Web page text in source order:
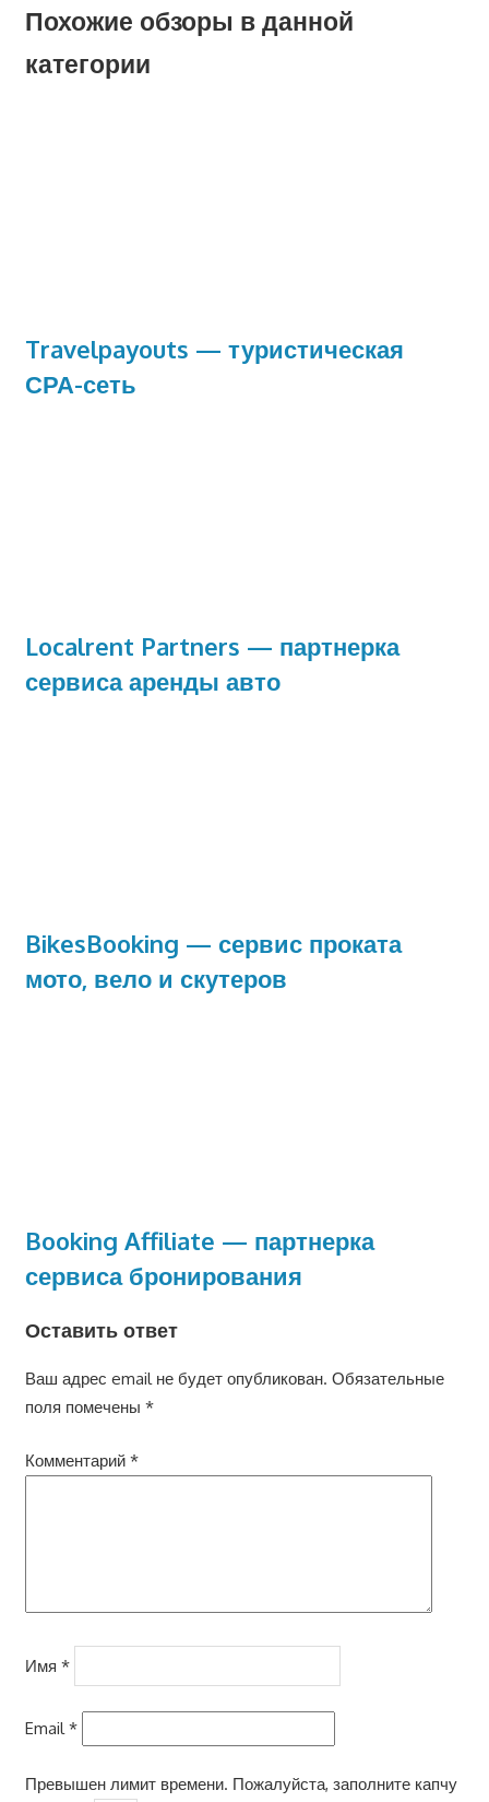
Похожие обзоры в данной
категории
Travelpayouts — туристическая
СРА-сеть
Localrent Partners — партнерка
сервиса аренды авто
BikesBooking — сервис проката
мото, вело и скутеров
Booking Affiliate — партнерка
сервиса бронирования
Оставить ответ
Ваш адрес email не будет опубликован. Обязательные
поля помечены *
Комментарий *
Имя *
Email*
Превышен лимит времени. Пожалуйста, заполните капчу